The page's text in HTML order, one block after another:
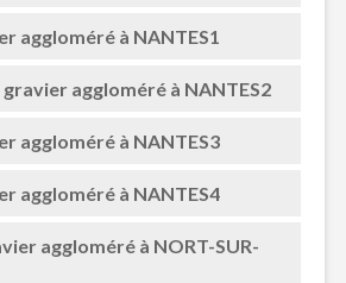
aggloméré à NANTES1
aggloméré à NANTES2
aggloméré à NANTES3
aggloméré à NANTES4
aggloméré à NORT-SUR-